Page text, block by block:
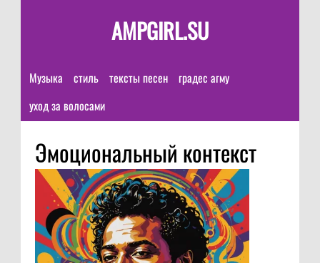
AMPGIRL.SU
Музыка стиль тексты песен
градес агму
уход за волосами
Эмоциональный контекст